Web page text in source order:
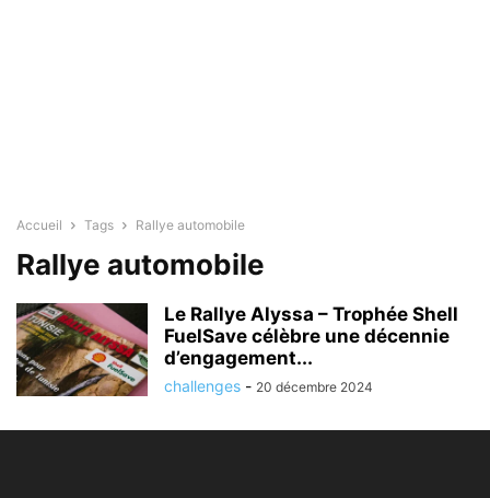
Accueil Tags Rallye automobile
Rallye automobile
Le Rallye Alyssa – Trophée Shell
FuelSave célèbre une décennie
d’engagement...
challenges - 20 décembre 2024